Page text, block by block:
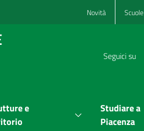
Novità Scuole
Seguici su
e
Studiare a
Piacenza